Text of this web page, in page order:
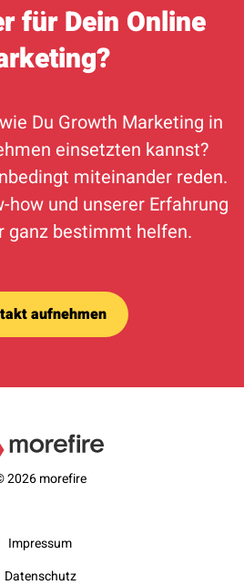
für Dein Online
Du Growth Marketing in
einsetzten kannst?
miteinander reden.
how und unserer Erfahrung
ganz bestimmt helfen.
aufnehmen
2026 morefire
Impressum
Datenschutz